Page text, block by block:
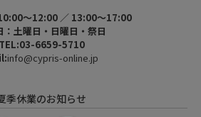
～12:00 ／ 13:00～17:00
：土曜日・日曜日・祭日
TEL:03-6659-5710
info@cypris-online.jp
季休業のお知らせ